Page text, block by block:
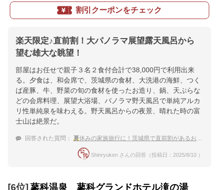
割引クーポンをチェック
楽天限定♪直前割！大パノラマ展望露天風呂から
望む雄大な眺望！
部屋はお任せで親子３名２食付合計で38,000円で利用出来
る。夕食は、和会席で、茨城県の食材、大洗港の海鮮、つく
ば産豚、牛、野菜の旬の食材を使ったお造り、鍋、天ぷらな
どの会席料理、展望大浴場、パノラマ野天風呂で単純アルカ
リ性単純泉を味わえる。野天風呂からの夜景、晴れた時の富
士山は絶景だ。
回答された質問： 夏休みの家族旅行に！茨城県で直前割があるおすすめの宿は？
Shinryuken さんの回答（投稿日：2025/8/10 ）
[6位] 蓼科温泉 蓼科グランドホテル滝の湯